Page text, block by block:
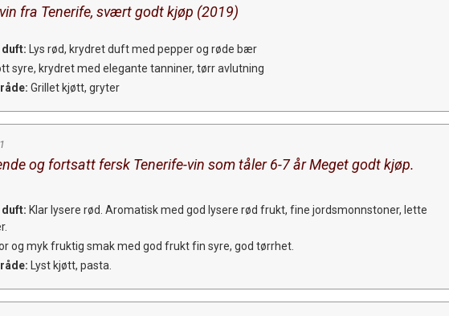
fra Tenerife, svært godt kjøp (2019)
duft: Lys rød, krydret duft med pepper og røde bær
syre, krydret med elegante tanniner, tørr avlutning
Grillet kjøtt, gryter
og fortsatt fersk Tenerife-vin som tåler 6-7 år Meget godt kjøp.
duft: Klar lysere rød. Aromatisk med god lysere rød frukt, fine jordsmonnstoner, lette
og myk fruktig smak med god frukt fin syre, god tørrhet.
Lyst kjøtt, pasta.